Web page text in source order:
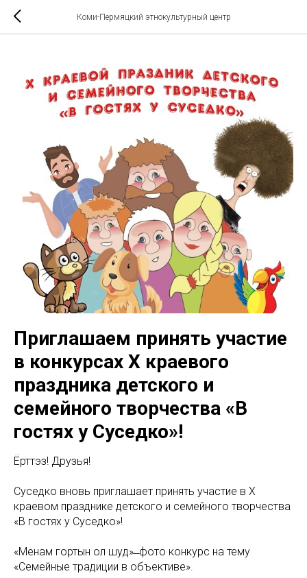
Коми-Пермяцкий этнокультурный центр
Приглашаем принять участие
в конкурсах Х краевого
праздника детского и
семейного творчества «В
гостях у Суседко»!
Ёрттэз! Друзья!
Суседко вновь приглашает принять участие в Х
краевом празднике детского и семейного творчества
«В гостях у Суседко»!
«Менам гортын олӧ шуд» ̶ фото конкурс на тему
«Семейные традиции в объективе».